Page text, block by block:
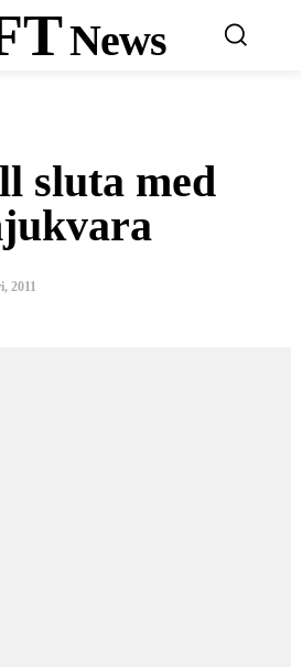
News
sluta med
2011